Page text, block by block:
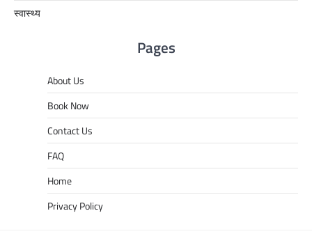
स्वास्थ्य
Pages
About Us
Book Now
Contact Us
FAQ
Home
Privacy Policy